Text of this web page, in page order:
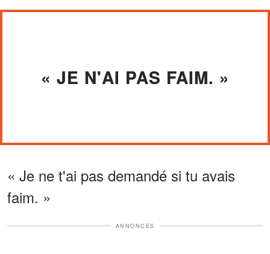
« JE N'AI PAS FAIM. »
« Je ne t'ai pas demandé si tu avais
faim. »
ANNONCES